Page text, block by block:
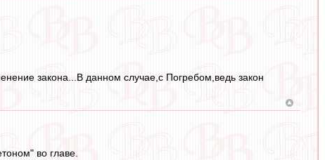
закона...В данном случае,с Погребом,ведь закон
во главе.